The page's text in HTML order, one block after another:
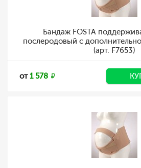
Бандаж FOSTA
послеродовый с
(арт. F7653)
от1 578